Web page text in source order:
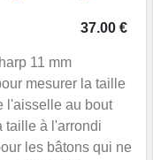
37.00 €
11 mm
mesurer la taille
l'aisselle au bout
taille à l'arrondi
les bâtons qui ne